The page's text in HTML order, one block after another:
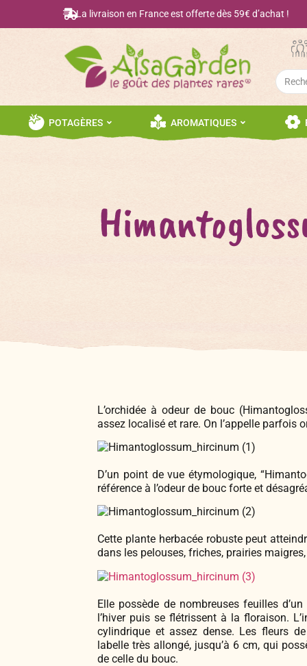
La livraison en France est offerte dès 59€ d’achat !
for:
POTAGÈRES AROMATIQUES
L’orchidée à odeur de bouc
assez localisé et rare. On l’appelle parfois
D’un point de vue étymologique,
référence à l’odeur de bouc forte et
Cette plante herbacée robuste peut
dans les pelouses, friches, prairies
Elle possède de nombreuses feuilles
l’hiver puis se flétrissent à la floraison.
cylindrique et assez dense. Les fleurs
labelle très allongé, jusqu’à 6 cm, qui
de celle du bouc.